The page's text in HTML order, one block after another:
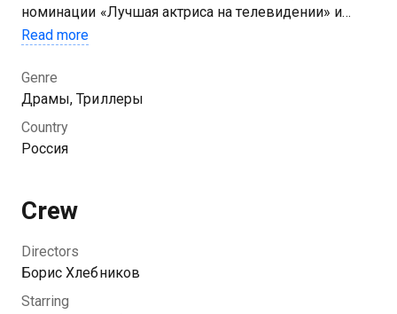
номинации «Лучшая актриса на телевидении» и
премией АПКиТ за лучший сериал. На что готов
антикоррупционного отдела Градов готов на всё —
взятки, шантаж, убийства. Изворотливый ум
позволяет ему ловко заметать следы. Вычислить
преступника способен Осокин из убойного — лучший
Read more
Genre
Драмы, Триллеры
Country
Россия
Crew
Directors
Борис Хлебников
Starring